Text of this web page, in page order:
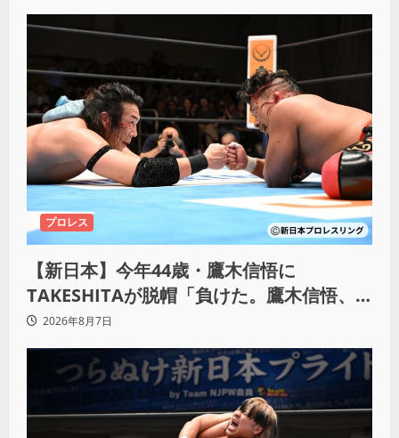
プロレス
【新日本】今年44歳・鷹木信悟に
TAKESHITAが脱帽「負けた。鷹木信悟、
強いわ！」
2026年8月7日